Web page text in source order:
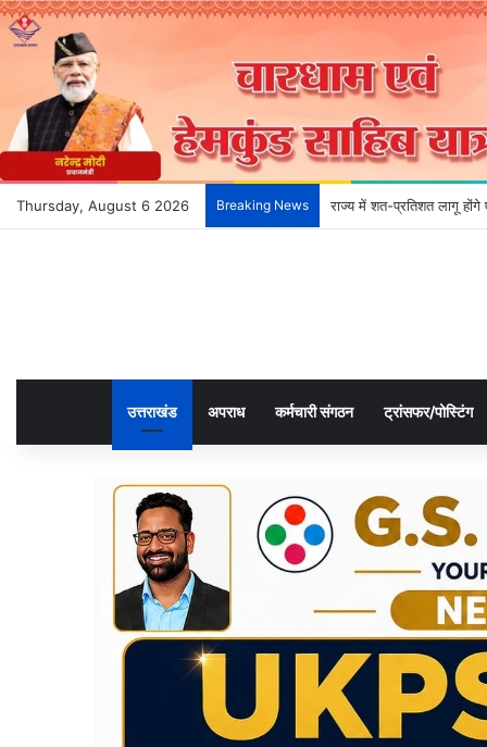
Thursday, August 6 2026 Breaking News राज्य में शत-प्रतिशत लागू होंगे
उत्तराखंड अपराध कर्मचारी संगठन ट्रांसफर/पोस्टिंग